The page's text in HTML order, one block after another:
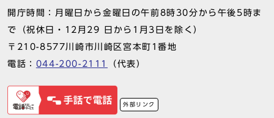
開庁時間：月曜日から金曜日の午前8時30分から午後5時ま
で（祝休日・12月29 日から1月3日を除く）
〒210-8577川崎市川崎区宮本町1番地
電話： 044-200-2111 （代表）
外部リンク